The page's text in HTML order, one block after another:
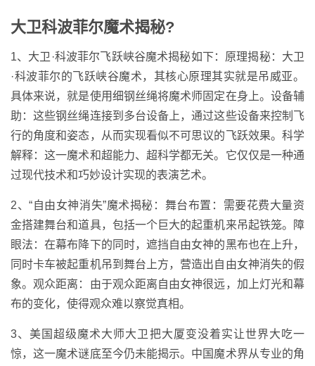
大卫科波菲尔魔术揭秘?
1、大卫·科波菲尔飞跃峡谷魔术揭秘如下：原理揭秘：大卫
·科波菲尔的飞跃峡谷魔术，其核心原理其实就是吊威亚。
具体来说，就是使用细钢丝绳将魔术师固定在身上。设备辅
助：这些钢丝绳连接到多台设备上，通过这些设备来控制飞
行的角度和姿态，从而实现看似不可思议的飞跃效果。科学
解释：这一魔术和超能力、超科学都无关。它仅仅是一种通
过现代技术和巧妙设计实现的表演艺术。
2、“自由女神消失”魔术揭秘：舞台布置：需要花费大量资
金搭建舞台和道具，包括一个巨大的起重机来吊起铁笼。障
眼法：在幕布降下的同时，遮挡自由女神的黑布也在上升，
同时卡车被起重机吊到舞台上方，营造出自由女神消失的假
象。观众距离：由于观众距离自由女神很远，加上灯光和幕
布的变化，使得观众难以察觉真相。
3、美国超级魔术大师大卫把大厦变没着实让世界大吃一
惊，这一魔术谜底至今仍未能揭示。中国魔术界从专业的角